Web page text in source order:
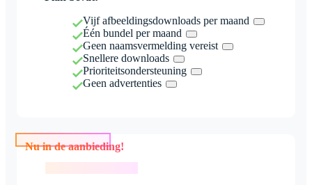
Vijf afbeeldingsdownloads per maand
Één bundel per maand
Geen naamsvermelding vereist
Snellere downloads
Prioriteitsondersteuning
Geen advertenties
Nu in de aanbieding!